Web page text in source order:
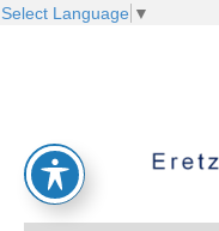
Select Language ▼